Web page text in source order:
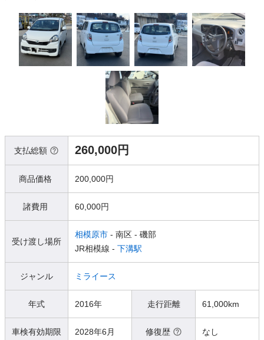
支払総額 260,000円
商品価格 200,000円
諸費用 60,000円
受け渡し場所
相模原市 - 南区 - 磯部
JR相模線 - 下溝駅
ジャンル ミライース
年式 2016年 走行距離 61,000km
車検有効期限 2028年6月 修復歴 なし